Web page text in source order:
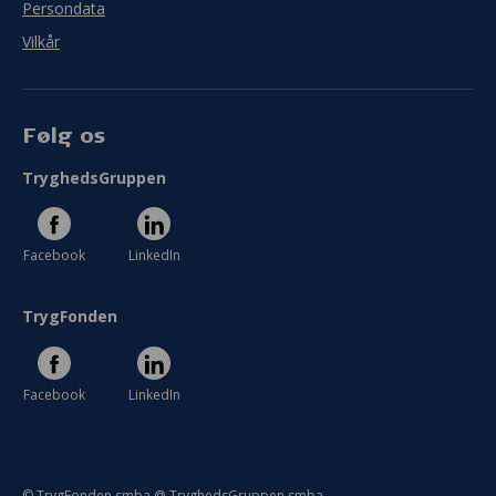
Persondata
Vilkår
Følg os
TryghedsGruppen
Facebook LinkedIn
TrygFonden
Facebook LinkedIn